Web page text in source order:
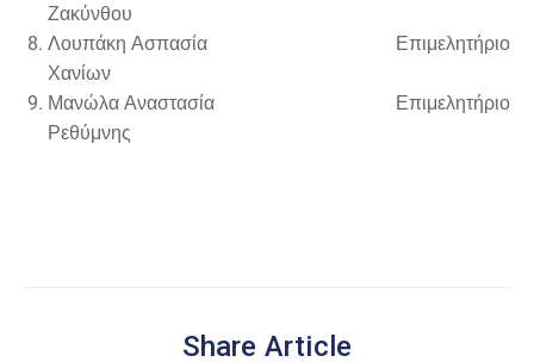
Ζακύνθου
Λουπάκη Ασπασία Επιμελητήριο
Χανίων
Μανώλα Αναστασία Επιμελητήριο
Ρεθύμνης
Share Article